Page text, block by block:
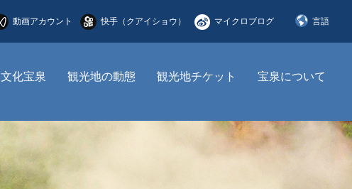
言語
English
動画アカウント 快手（クアイショウ） マイクロブログ
文化宝泉 観光地の動態 観光地チケット 宝泉について